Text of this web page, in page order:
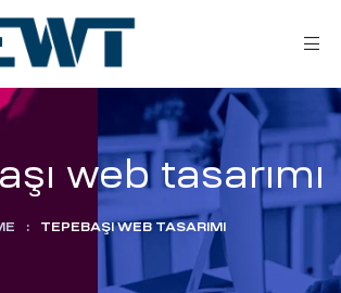
web tasarımı
: TEPEBAŞI WEB TASARIMI